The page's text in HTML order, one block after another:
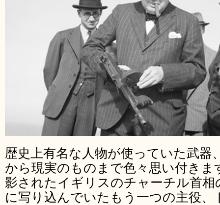
歴史上有名な人物が使っていた武器
から現実のものまで色々思い付きま
影されたイギリスのチャーチル首
に写り込んでいたもう一つの主役